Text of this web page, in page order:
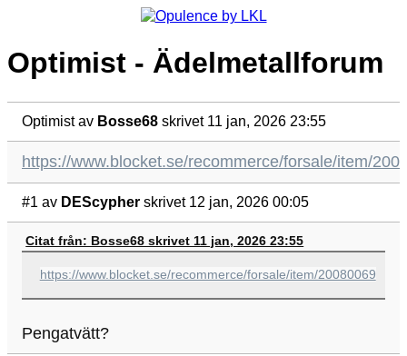
Optimist - Ädelmetallforum
Optimistav Bosse68 skrivet 11 jan, 2026 23:55
https://www.blocket.se/recommerce/forsale/item/
#1 av DEScypher skrivet 12 jan, 2026 00:05
Citat från: Bosse68 skrivet 11 jan, 2026 23:55
https://www.blocket.se/recommerce/forsale/item/20080069
Pengatvätt?